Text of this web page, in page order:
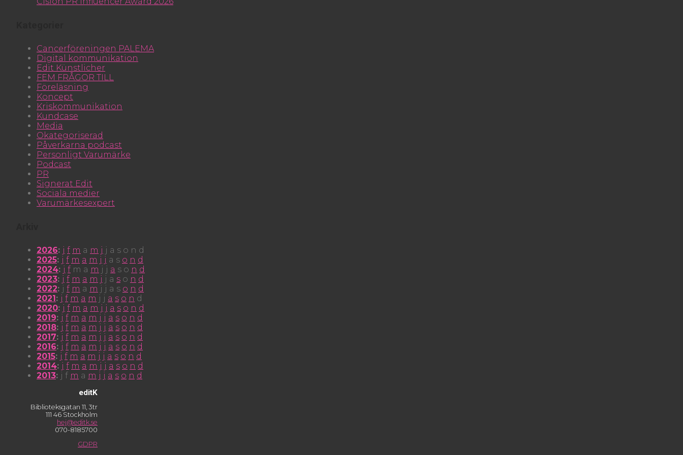
Cancerföreningen PALEMA
Digital kommunikation
Edit Künstlicher
FEM FRÅGOR TILL
Föreläsning
Koncept
Kriskommunikation
Kundcase
Media
Okategoriserad
Påverkarna podcast
Personligt Varumärke
Podcast
PR
Signerat Edit
Sociala medier
Varumärkesexpert
2026: j f m a m j j a s o n d
2025: j f m a m j j a s o n d
2024: j f m a m j j a s o n d
2023: j f m a m j j a s o n d
2022: j f m a m j j a s o n d
2021 : j f m a m j j a s o n d
2020: j f m a m j j a s o n d
2019: j f m a m j j a s o n d
2018: j f m a m j j a s o n d
2017: j f m a m j j a s o n d
2016: j f m a m j j a s o n d
2015: j f m a m j j a s o n d
2014: j f m a m j j a s o n d
2013: j f m a m j j a s o n d
editK
Biblioteksgatan 11, 3tr
111 46 Stockholm
hej@editk.se
070-8185700
GDPR